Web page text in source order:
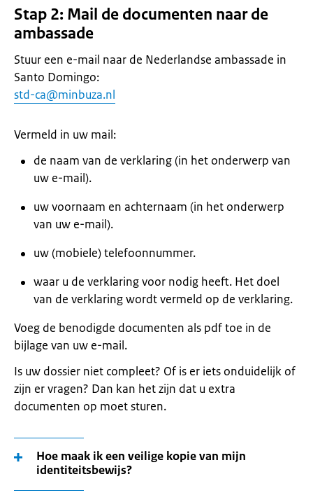
Stap 2: Mail de documenten naar de
ambassade
Stuur een e-mail naar de Nederlandse ambassade in
Santo Domingo:
std-ca@minbuza.nl
Vermeld in uw mail:
de naam van de verklaring (in het onderwerp van
uw e-mail).
uw voornaam en achternaam (in het onderwerp
van uw e-mail).
uw (mobiele) telefoonnummer.
waar u de verklaring voor nodig heeft. Het doel
van de verklaring wordt vermeld op de verklaring.
Voeg de benodigde documenten als pdf toe in de
bijlage van uw e-mail.
Is uw dossier niet compleet? Of is er iets onduidelijk of
zijn er vragen? Dan kan het zijn dat u extra
documenten op moet sturen.
Hoe maak ik een veilige kopie van mijn
identiteitsbewijs?